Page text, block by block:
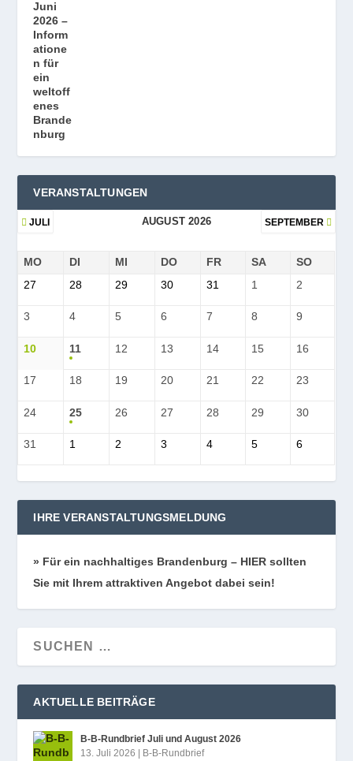
VERANSTALTUNGEN
JULI AUGUST 2026 SEPTEMBER
MO DI MI DO FR SA
SO
27
28 29 30 31 1 2
3 4 5 6 7 8 9
10 11 12 13 14 15 16
17 18 19 20 21 22 23
24 25 26 27 28 29 30
31 1 2 3 4 5 6
IHRE VERANSTALTUNGSMELDUNG
» Für ein nach­hal­ti­ges Bran­den­burg – HIER soll­ten
Sie mit Ihrem attrak­ti­ven Ange­bot dabei sein!
AKTUELLE BEITRÄGE
B‑B-Rundbrief Juli und August 2026
13. Juli 2026 | B-B-Rundbrief